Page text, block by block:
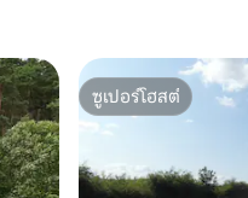
ซูเปอร์โฮสต์
ซูเปอร์โฮสต์